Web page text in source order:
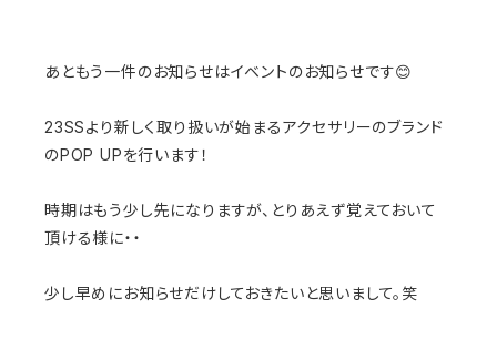
あともう一件のお知らせはイベントのお知らせです😊
23SSより新しく取り扱いが始まるアクセサリーのブランド
のPOP UPを行います！
時期はもう少し先になりますが、とりあえず覚えておいて
頂ける様に・・
少し早めにお知らせだけしておきたいと思いまして。笑